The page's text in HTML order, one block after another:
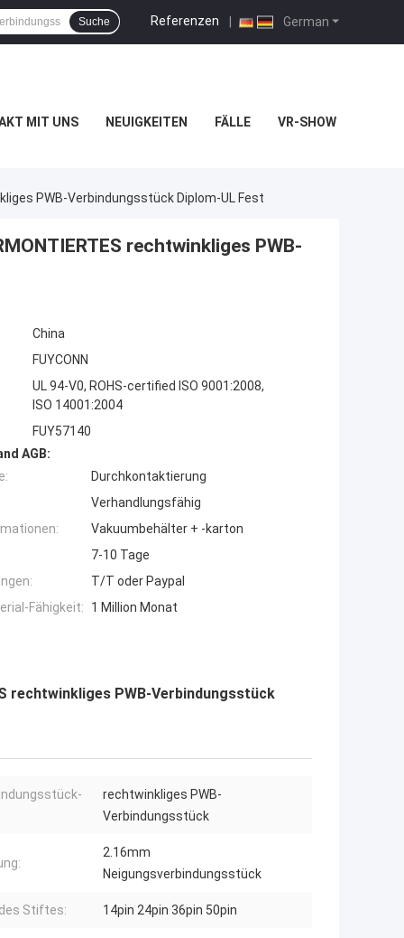
German
Referenzen |
Suche
MIT UNS NEUIGKEITEN FÄLLE VR-SHOW
PWB-Verbindungsstück Diplom-UL Fest
rechtwinkliges PWB-
China
FUYCONN
UL 94-V0, ROHS-certified ISO 9001:2008,
ISO 14001:2004
FUY57140
AGB:
Durchkontaktierung
Verhandlungsfähig
Vakuumbehälter + -karton
7-10 Tage
T/T oder Paypal
Fähigkeit:
1 Million Monat
rechtwinkliges PWB-Verbindungsstück
rechtwinkliges PWB-
Verbindungsstück
2.16mm
Neigungsverbindungsstück
Stiftes: 14pin 24pin 36pin 50pin